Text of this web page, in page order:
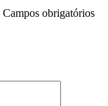
Campos obrigatórios